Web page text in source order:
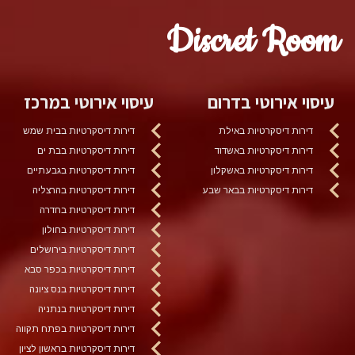
Discret Room
עיסוי אירוטי בדרום
דירות דיסקרטיות באילת
דירות דיסקרטיות באשדוד
דירות דיסקרטיות באשקלון
דירות דיסקרטיות בבאר שבע
עיסוי אירוטי במרכז
דירות דיסקרטיות בבית שמש
דירות דיסקרטיות בבת ים
דירות דיסקרטיות בגבעתיים
דירות דיסקרטיות בהרצליה
דירות דיסקרטיות בחדרה
דירות דיסקרטיות בחולון
דירות דיסקרטיות בירושלים
דירות דיסקרטיות בכפר סבא
דירות דיסקרטיות בנס ציונה
דירות דיסקרטיות בנתניה
דירות דיסקרטיות בפתח תקווה
דירות דיסקרטיות בראשון לציון